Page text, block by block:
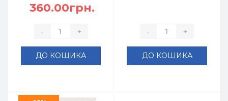
360.00грн.
- +
ДО КОШИКА
- +
ДО КОШИКА